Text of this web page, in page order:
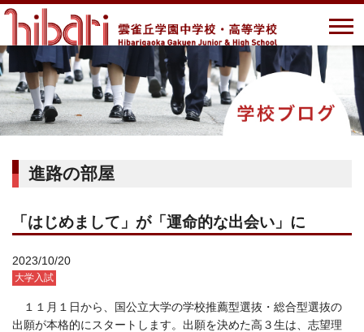
進路の部屋
「はじめまして」が「運命的な出会い」に
2023/10/20
大学入試
１１月１日から、国公立大学の学校推薦型選抜・総合型選抜の
出願が本格的にスタートします。出願を決めた高３生は、志望理